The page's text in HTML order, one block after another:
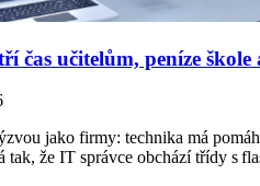
čas učitelům, peníze
jako firmy: technika má
tak, že IT správce obchází třídy s